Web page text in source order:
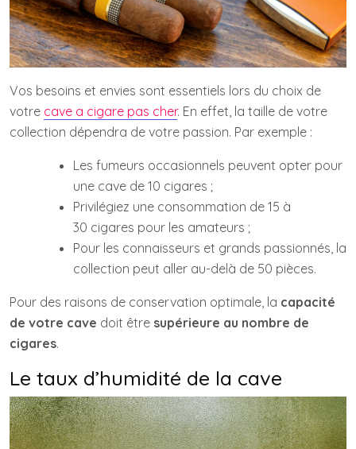
Vos besoins et envies sont essentiels lors du choix de
votre cave a cigare pas cher. En effet, la taille de votre
collection dépendra de votre passion. Par exemple :
Les fumeurs occasionnels peuvent opter pour
une cave de 10 cigares ;
Privilégiez une consommation de 15 à
30 cigares pour les amateurs ;
Pour les connaisseurs et grands passionnés, la
collection peut aller au-delà de 50 pièces.
Pour des raisons de conservation optimale, la capacité
de votre cave doit être supérieure au nombre de
cigares.
Le taux d’humidité de la cave